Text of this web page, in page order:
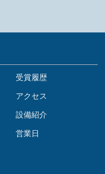
受賞履歴
アクセス
設備紹介
営業日